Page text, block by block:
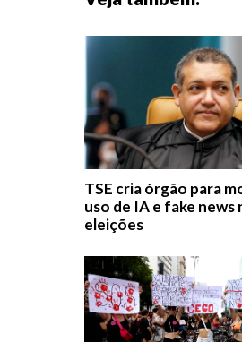
TSE cria órgão para
uso de IA e fake news
eleições